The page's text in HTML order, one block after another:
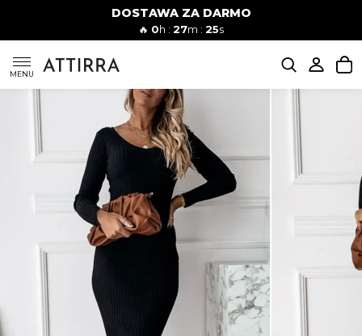
DOSTAWA ZA DARMO
🔥 0h : 27m : 24s
MENU
Mężczyźni
SUKIENKI
KOMPLETY
STROJE KĄPIELOWE